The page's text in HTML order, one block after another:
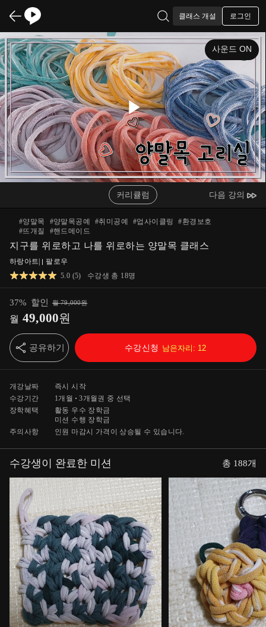
클래스 개설 로그인
Play
Video
사운드 ON
커리큘럼 다음 강의
#양말목 #양말목공예 #취미공예 #업사이클링 #환경보호
#뜨개질 #핸드메이드
지구를 위로하고 나를 위로하는 양말목 클래스
하랑아트
팔로우
5.0 (5) 수강생 총 18명
37% 할인 월79,000원
월 49,000원
공유하기 수강신청 남은자리: 12
개강날짜
즉시 시작
수강기간
1개월 3개월 권 중 선택
장학혜택
활동 우수 장학금
미션 수행 장학금
주의사항
인원 마감시 가격이 상승될 수 있습니다.
수강생이 완료한 미션 총 188개